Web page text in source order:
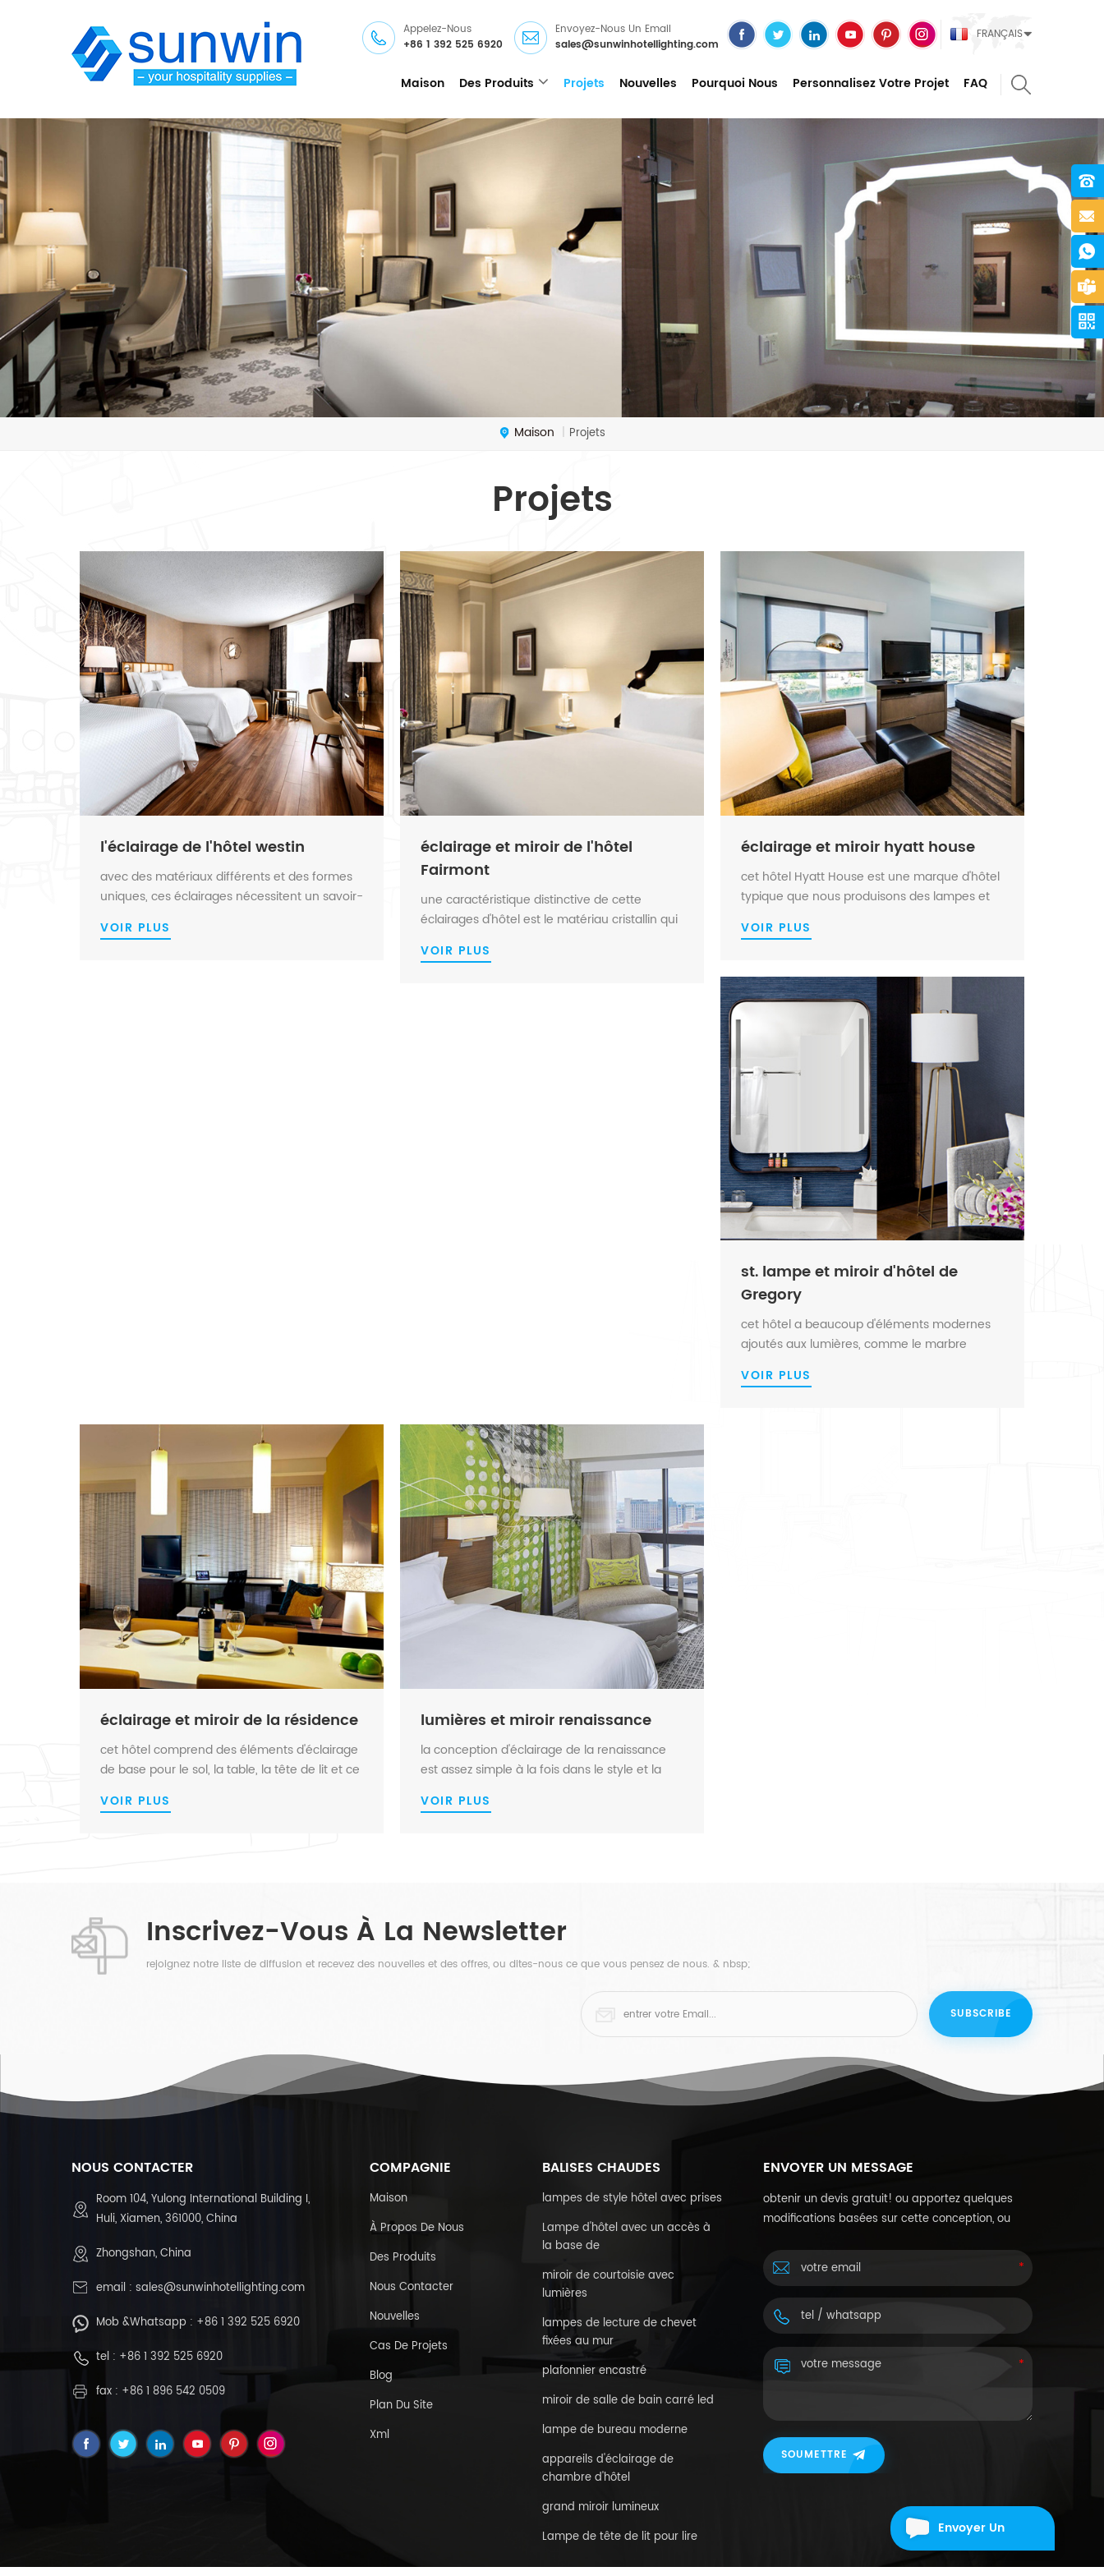
FRANÇAIS
Appelez-Nous
+86 1 392 525 6920
Envoyez-Nous Un Email
sales@sunwinhotellighting.com
Maison Des Produits Projets Nouvelles Pourquoi Nous Personnalisez Votre Projet FAQ
Maison | Projets
Projets
l'éclairage de l'hôtel westin
avec des matériaux différents et des formes
uniques, ces éclairages nécessitent un savoir-
standard élevée usine de sunwin est capable
VOIR PLUS
éclairage et miroir de l'hôtel
Fairmont
une caractéristique distinctive de cette
éclairages d'hôtel est le matériau cristallin qui
cristal k9 contraste le schéma de couleurs
VOIR PLUS
éclairage et miroir hyatt house
cet hôtel Hyatt House est une marque d'hôtel
typique que nous produisons des lampes et
d'hôtes à l'espace public, notre qualité et
clients et ont obtenu des crédits élevés de la
part du proprié
VOIR PLUS
st. lampe et miroir d'hôtel de
Gregory
cet hôtel a beaucoup d'éléments modernes
ajoutés aux lumières, comme le marbre
bulles, tête de lit noire , lampadaire doré par
VOIR PLUS
éclairage et miroir de la résidence
cet hôtel comprend des éléments d'éclairage
de base pour le sol, la table, la tête de lit et ce
notre attention. le miroir de courtoisie avec
VOIR PLUS
lumières et miroir renaissance
la conception d'éclairage de la renaissance
est assez simple à la fois dans le style et la
simple. nous avons mis le même effort pour
VOIR PLUS
Inscrivez-Vous À La Newsletter
rejoignez notre liste de diffusion et recevez des nouvelles et des offres, ou dites-nous ce que vous pensez de nous. & nbsp;
NOUS CONTACTER
Room 104, Yulong International Building I,
Huli, Xiamen, 361000, China
Zhongshan, China
email : sales@sunwinhotellighting.com
Mob &Whatsapp : +86 1 392 525 6920
tel : +86 1 392 525 6920
fax : +86 1 896 542 0509
COMPAGNIE
Maison
À Propos De Nous
Des Produits
Nous Contacter
Nouvelles
Cas De Projets
Blog
Plan Du Site
Xml
BALISES CHAUDES
lampes de style hôtel avec prises
Lampe d'hôtel avec un accès à
la base de
miroir de courtoisie avec
lumières
lampes de lecture de chevet
fixées au mur
plafonnier encastré
miroir de salle de bain carré led
lampe de bureau moderne
appareils d'éclairage de
chambre d'hôtel
grand miroir lumineux
Lampe de tête de lit pour lire
ENVOYER UN MESSAGE
obtenir un devis gratuit! ou apportez quelques
modifications basées sur cette conception, ou
SOUMETTRE
Envoyer Un